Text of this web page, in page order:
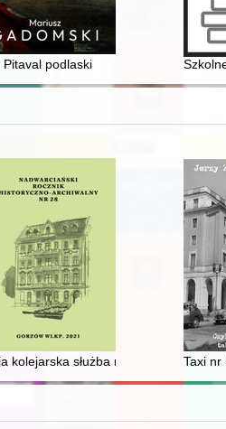
misjonarzy Świętej Rodziny w
Pitaval podlaski
kolejarska służba na szlaku dawnej
Taxi nr